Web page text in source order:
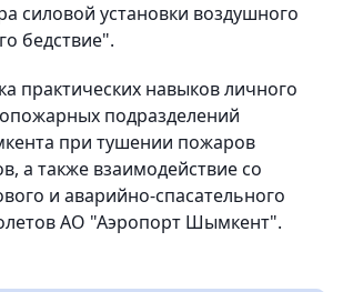
силовой установки воздушного
бедствие".
практических навыков личного
подразделений
при тушении пожаров
а также взаимодействие со
и аварийно-спасательного
АО "Аэропорт Шымкент".